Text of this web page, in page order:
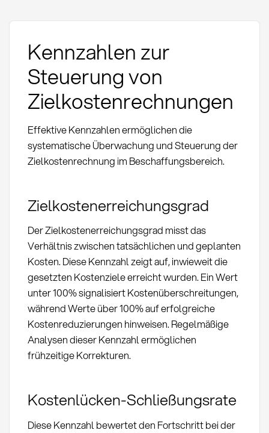
Kennzahlen zur
Steuerung von
Zielkostenrechnungen
Effektive Kennzahlen ermöglichen die
systematische Überwachung und Steuerung der
Zielkostenrechnung im Beschaffungsbereich.
Zielkostenerreichungsgrad
Der Zielkostenerreichungsgrad misst das
Verhältnis zwischen tatsächlichen und geplanten
Kosten. Diese Kennzahl zeigt auf, inwieweit die
gesetzten Kostenziele erreicht wurden. Ein Wert
unter 100% signalisiert Kostenüberschreitungen,
während Werte über 100% auf erfolgreiche
Kostenreduzierungen hinweisen. Regelmäßige
Analysen dieser Kennzahl ermöglichen
frühzeitige Korrekturen.
Kostenlücken-Schließungsrate
Diese Kennzahl bewertet den Fortschritt bei der